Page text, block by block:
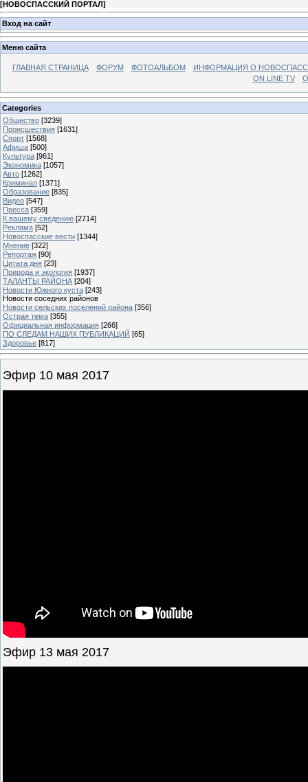
[НОВОСПАССКИЙ ПОРТАЛ]
Вход на сайт
Меню сайта
ГЛАВНАЯ СТРАНИЦА ФОРУМ ФОТОАЛЬБОМ
ИНФОРМАЦИЯ О
ON LINE TV
Categories
Общество [3239]
Происшествия [1631]
Спорт [1568]
Афиша [500]
Культура [961]
Экономика [1057]
Авто [1262]
Криминал [1371]
Образование [835]
Видео [547]
Пресса [359]
К вашему сведению [2714]
Реклама [52]
Новоспасские вести [1344]
Мнение [322]
Репортаж [90]
Цитата дня [23]
Природа и экология [1937]
ТАЛАНТЫ РАЙОНА [204]
Новости Южного куста [243]
Новости соседних районов
Новости сельских поселений района [356]
Острая тема [355]
Официальная информация [266]
ПО СЛЕДАМ НАШИХ ПУБЛИКАЦИЙ [65]
Здоровье [817]
Эфир 10 мая 2017
Эфир 13 мая 2017